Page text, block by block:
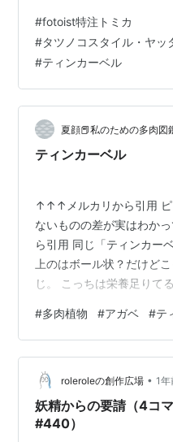
ターワンをはじめとする
れてます。 子供の頃、リ
ていた管理人と同世代の
しいと思います（笑） お
これまでに実写映画化さ
タイムボカンシリーズ…
#fotoist特注トミカ
#タツノコスタイル・ヤッ
#ティンカーベル
夏顔📕私のための多肉図
ティンカーベル
↑↑↑メルカリから引用 ピ
ないものの差が実はわか
ら引用 同じ「ティンカー
上のはボール状？だけど
じ。 こっちは栄養足りて
てないもの でも斑入りだ
りあえず初心者の私には
新】アガベ ティンカーベ
険株が取れそうな方にす
にすべきか、と悩んで今
のだよーってのを正規の…
#多肉植物 #アガベ #テ
roleroleの創作広場 • 1年
妖精からの要請（4コ
#440）